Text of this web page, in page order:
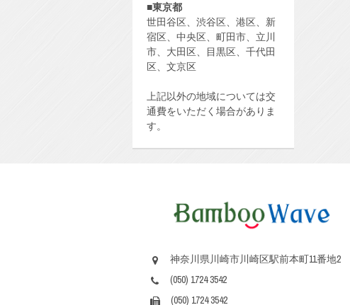
■東京都
世田谷区、渋谷区、港区、新
宿区、中央区、町田市、立川
市、大田区、目黒区、千代田
区、文京区
上記以外の地域については交
通費をいただく場合がありま
す。
神奈川県川崎市川崎区駅前本町11番地2
(050) 1724 3542
(050) 1724 3542